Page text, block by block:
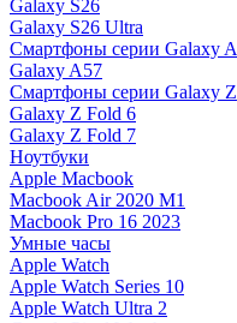
Galaxy S26
Galaxy S26 Ultra
Смартфоны серии Galaxy A
Galaxy A57
Смартфоны серии Galaxy Z
Galaxy Z Fold 6
Galaxy Z Fold 7
Ноутбуки
Apple Macbook
Macbook Air 2020 M1
Macbook Pro 16 2023
Умные часы
Apple Watch
Apple Watch Series 10
Apple Watch Ultra 2